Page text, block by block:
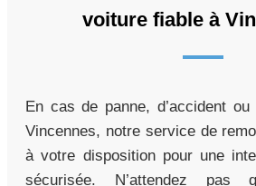
voiture fiable à
En cas de panne, d’accident ou
Vincennes, notre service de
à votre disposition pour une
sécurisée. N’attendez pas